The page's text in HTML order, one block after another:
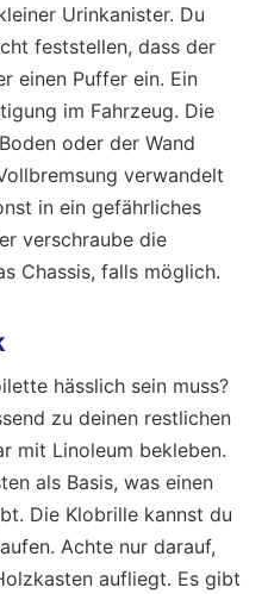
Urinkanister. Du
feststellen, dass der
einen Puffer ein. Ein
im Fahrzeug. Die
oder der Wand
verwandelt
in ein gefährliches
verschraube die
Chassis, falls möglich.
hässlich sein muss?
zu deinen restlichen
mit Linoleum bekleben.
als Basis, was einen
Die Klobrille kannst du
Achte nur darauf,
aufliegt. Es gibt